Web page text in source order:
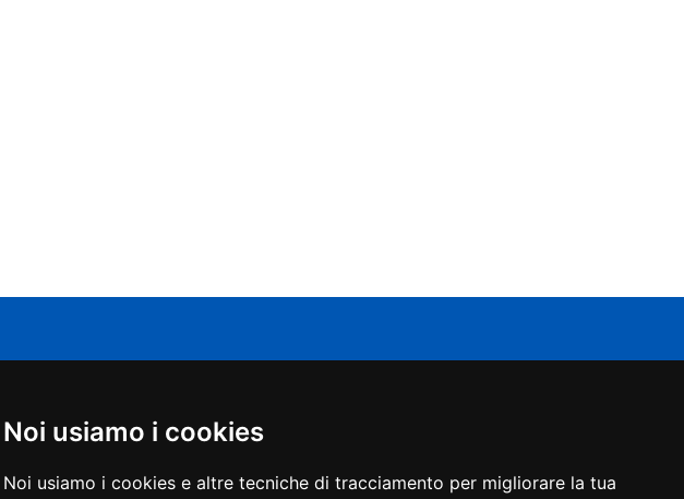
Noi usiamo i cookies
Noi usiamo i cookies e altre tecniche di tracciamento per migliorare la tua
Frangisole Frangivento
Infissi
Rasoparete